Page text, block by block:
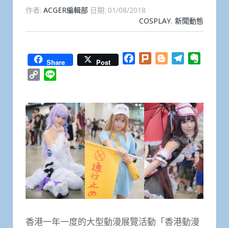
作者: ACGER編輯部 日期: 01/08/2018
COSPLAY, 新聞動態
Share Post Facebook
Plurk BloggerTelegram
Copy
香港一年一度的大型動漫展覽活動「香港動漫